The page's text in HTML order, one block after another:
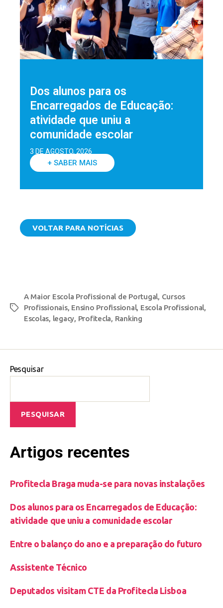
Dos alunos para os
Encarregados de Educação:
atividade que uniu a
comunidade escolar
3 DE AGOSTO, 2026
+ SABER MAIS
VOLTAR PARA NOTÍCIAS
A Maior Escola Profissional de Portugal, Cursos
Profissionais, Ensino Profissional, Escola Profissional,
Escolas, legacy, Profitecla, Ranking
Pesquisar
PESQUISAR
Artigos recentes
Profitecla Braga muda-se para novas instalações
Dos alunos para os Encarregados de Educação:
atividade que uniu a comunidade escolar
Entre o balanço do ano e a preparação do futuro
Assistente Técnico
Deputados visitam CTE da Profitecla Lisboa